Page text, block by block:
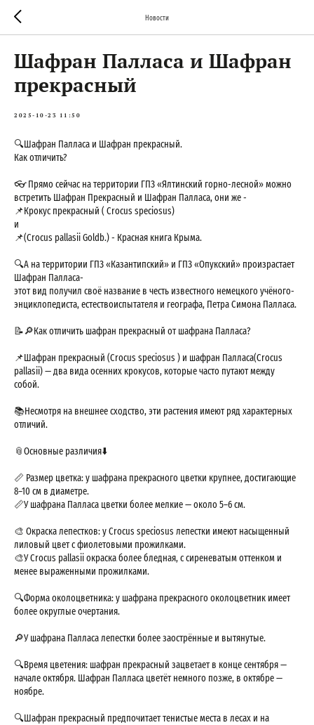
Новости
Шафран Палласа и Шафран
прекрасный
2025-10-23 11:50
🔍Шафран Палласа и Шафран прекрасный.
Как отличить?
👓 Прямо сейчас на территории ГПЗ «Ялтинский горно-лесной» можно
встретить Шафран Прекрасный и Шафран Палласа, они же -
📌Крокус прекрасный ( Crocus speciosus)
и
📌(Crocus pallasii Goldb.) - Красная книга Крыма.
🔍А на территории ГПЗ «Казантипский» и ГПЗ «Опукский» произрастает
Шафран Палласа-
этот вид получил своё название в честь известного немецкого учёного-
энциклопедиста, естествоиспытателя и географа, Петра Симона Палласа.
📝🔎Как отличить шафран прекрасный от шафрана Палласа?
📌Шафран прекрасный (Crocus speciosus ) и шафран Палласа(Crocus
pallasii) — два вида осенних крокусов, которые часто путают между
собой.
📚Несмотря на внешнее сходство, эти растения имеют ряд характерных
отличий.
📎Основные различия⬇️
📏 Размер цветка: у шафрана прекрасного цветки крупнее, достигающие
8–10 см в диаметре.
📏У шафрана Палласа цветки более мелкие — около 5–6 см.
🎨 Окраска лепестков: у Crocus speciosus лепестки имеют насыщенный
лиловый цвет с фиолетовыми прожилками.
🎨У Crocus pallasii окраска более бледная, с сиреневатым оттенком и
менее выраженными прожилками.
🔍Форма околоцветника: у шафрана прекрасного околоцветник имеет
более округлые очертания.
🔎У шафрана Палласа лепестки более заострённые и вытянутые.
🔍Время цветения: шафран прекрасный зацветает в конце сентября —
начале октября. Шафран Палласа цветёт немного позже, в октябре —
ноябре.
🔍Шафран прекрасный предпочитает тенистые места в лесах и на